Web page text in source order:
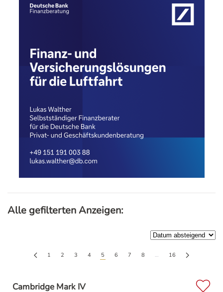
Alle gefilterten Anzeigen:
1 2 3 4 5 6 7 8 … 16
Cambridge Mark IV